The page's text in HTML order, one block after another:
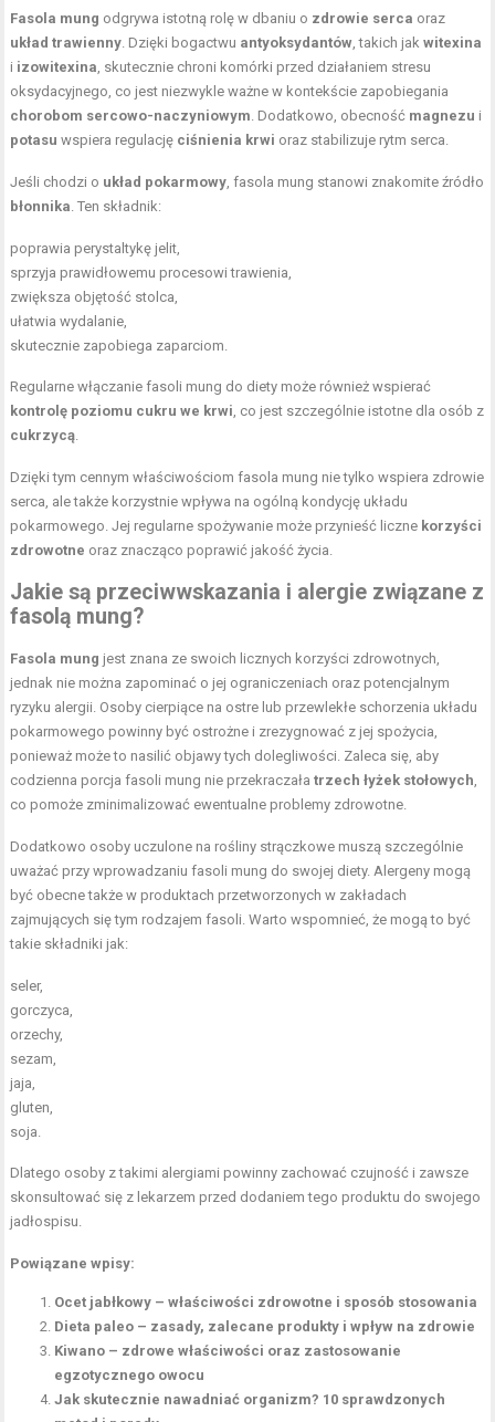
Fasola mung odgrywa istotną rolę w dbaniu o zdrowie serca oraz
układ trawienny . Dzięki bogactwu antyoksydantów , takich jakwitexina
i izowitexina , skutecznie chroni komórki przed działaniem stresu
oksydacyjnego, co jest niezwykle ważne w kontekście zapobiegania
chorobom sercowo-naczyniowym . Dodatkowo, obecność magnezu i
potasu wspiera regulację ciśnienia krwi oraz stabilizuje rytm serca.
Jeśli chodzi o układ pokarmowy , fasola mung stanowi znakomite źródło
błonnika . Ten składnik:
poprawia perystaltykę jelit,
sprzyja prawidłowemu procesowi trawienia,
zwiększa objętość stolca,
ułatwia wydalanie,
skutecznie zapobiega zaparciom.
Regularne włączanie fasoli mung do diety może również wspierać
kontrolę poziomu cukru we krwi , co jest szczególnie istotne dla osób z
cukrzycą
Dzięki tym cennym właściwościom fasola mung nie tylko wspiera zdrowie
serca, ale także korzystnie wpływa na ogólną kondycję układu
pokarmowego. Jej regularne spożywanie może przynieść liczne korzyści
zdrowotne oraz znacząco poprawić jakość życia.
Jakie są przeciwwskazania i alergie związane z
fasolą mung?
Fasola mung jest znana ze swoich licznych korzyści zdrowotnych,
jednak nie można zapominać o jej ograniczeniach oraz potencjalnym
ryzyku alergii. Osoby cierpiące na ostre lub przewlekłe schorzenia układu
pokarmowego powinny być ostrożne i zrezygnować z jej spożycia,
ponieważ może to nasilić objawy tych dolegliwości. Zaleca się, aby
codzienna porcja fasoli mung nie przekraczałatrzech łyżek stołowych
co pomoże zminimalizować ewentualne problemy zdrowotne.
Dodatkowo osoby uczulone na rośliny strączkowe muszą szczególnie
uważać przy wprowadzaniu fasoli mung do swojej diety. Alergeny mogą
być obecne także w produktach przetworzonych w zakładach
zajmujących się tym rodzajem fasoli. Warto wspomnieć, że mogą to być
takie składniki jak:
seler,
gorczyca,
orzechy,
sezam,
jaja,
gluten,
soja.
Dlatego osoby z takimi alergiami powinny zachować czujność i zawsze
skonsultować się z lekarzem przed dodaniem tego produktu do swojego
jadłospisu.
Powiązane wpisy:
Ocet jabłkowy – właściwości zdrowotne i sposób stosowania
Dieta paleo – zasady, zalecane produkty i wpływ na zdrowie
Kiwano – zdrowe właściwości oraz zastosowanie
egzotycznego owocu
Jak skutecznie nawadniać organizm? 10 sprawdzonych